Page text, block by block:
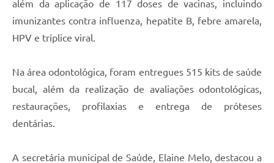
além da aplicação de 117 doses de vacinas, incluindo
imunizantes contra influenza, hepatite B, febre amarela,
HPV e tríplice viral.
Na área odontológica, foram entregues 515 kits de saúde
bucal, além da realização de avaliações odontológicas,
restaurações, profilaxias e entrega de próteses
dentárias.
A secretária municipal de Saúde, Elaine Melo, destacou a